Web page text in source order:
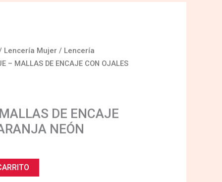
Lencería Mujer / Lencería
– MALLAS DE ENCAJE CON OJALES
DE ENCAJE
NEÓN